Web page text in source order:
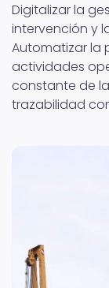
Digitalizar la
intervención y
Automatizar la
actividades
constante de
trazabilidad